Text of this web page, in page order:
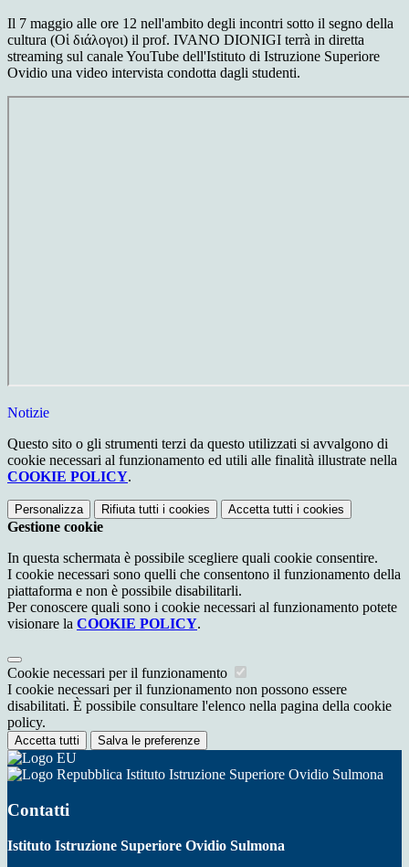
Il 7 maggio alle ore 12 nell'ambito degli incontri sotto il segno della
cultura (Οἱ διάλογοι) il prof. IVANO DIONIGI terrà in diretta
streaming sul canale YouTube dell'Istituto di Istruzione Superiore
Ovidio una video intervista condotta dagli studenti.
Notizie
Questo sito o gli strumenti terzi da questo utilizzati si avvalgono di
cookie necessari al funzionamento ed utili alle finalità illustrate nella
COOKIE POLICY.
Personalizza Rifiuta tutti i cookies Accetta tutti i cookies
Gestione cookie
In questa schermata è possibile scegliere quali cookie consentire.
I cookie necessari sono quelli che consentono il funzionamento della
piattaforma e non è possibile disabilitarli.
Per conoscere quali sono i cookie necessari al funzionamento potete
visionare la COOKIE POLICY.
Cookie necessari per il funzionamento
I cookie necessari per il funzionamento non possono essere
disabilitati. È possibile consultare l'elenco nella pagina della cookie
policy.
Accetta tutti Salva le preferenze
Istituto Istruzione Superiore Ovidio Sulmona
Contatti
Istituto Istruzione Superiore Ovidio Sulmona